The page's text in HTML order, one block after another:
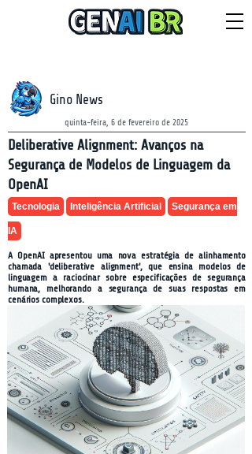
Gino News
quinta-feira, 6 de fevereiro de 2025
Deliberative Alignment: Avanços na
Segurança de Modelos de Linguagem da
OpenAI
Tecnologia Inteligência Artificial Segurança em
IA
A OpenAI apresentou uma nova estratégia de alinhamento
chamada 'deliberative alignment', que ensina modelos de
linguagem a raciocinar sobre especificações de segurança
humana, melhorando a segurança de suas respostas em
cenários complexos.